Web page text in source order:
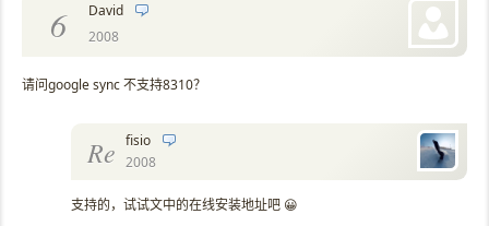
6
David
2008
请问google sync 不支持8310？
Re fisio
2008
支持的，试试文中的在线安装地址吧 😀